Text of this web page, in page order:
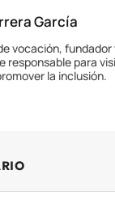
García
vocación,
responsable para
la inclusión.